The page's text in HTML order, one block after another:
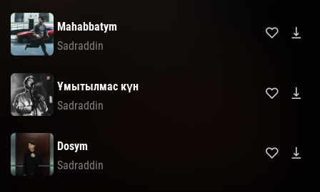
Mahabbatym
Sadraddin
Ұмытылмас күн
Sadraddin
Dosym
Sadraddin